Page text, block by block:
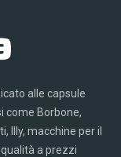
alle capsule
come Borbone,
Illy, macchine per il
a prezzi